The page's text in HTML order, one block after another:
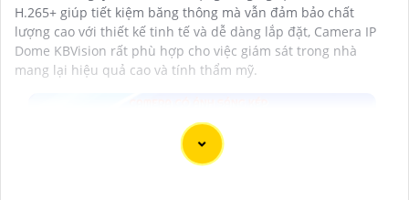
H.265+ giúp tiết kiệm băng thông mà vẫn đảm bảo chất
lượng cao với thiết kế tinh tế và dễ dàng lắp đặt, Camera IP
Dome KBVision rất phù hợp cho việc giám sát trong nhà
mang lại hiệu quả cao và tính thẩm mỹ.